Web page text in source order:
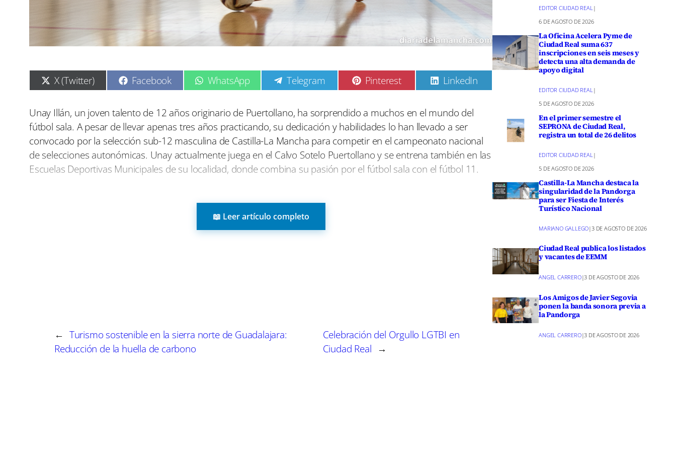
C
o
p
a
r
t
i
r
e
n
X (Twitter) C
o
p
a
r
t
i
r
e
n
Facebook C
o
p
a
r
t
i
r
e
n
WhatsApp C
o
p
a
r
t
i
r
e
n
Telegram C
o
p
a
r
t
i
r
e
n
Pinterest C
o
p
a
r
t
i
r
e
n
LinkedIn
Unay Illán, un joven talento de 12 años originario de Puertollano, ha sorprendido a muchos en el mundo del
fútbol sala. A pesar de llevar apenas tres años practicando, su dedicación y habilidades lo han llevado a ser
convocado por la selección sub-12 masculina de Castilla-La Mancha para competir en el campeonato nacional
de selecciones autonómicas. Unay actualmente juega en el Calvo Sotelo Puertollano y se entrena también en las
Escuelas Deportivas Municipales de su localidad, donde combina su pasión por el fútbol sala con el fútbol 11.
ha mostrado que posee un talento especial. En su primer año, participó en la fase provincial y pronto se unió a
Con solo 12 años, su meta es clara: “Mi sueño es ser futbolista, es por lo que trabajo a diario”.
📖 Leer artículo completo
← Turismo sostenible en la sierra norte de Guadalajara:
Reducción de la huella de carbono
Celebración del Orgullo LGTBI en
Ciudad Real →
EDITOR CIUDAD REAL |
6 DE AGOSTO DE 2026
La Oficina Acelera Pyme de
Ciudad Real suma 637
inscripciones en seis meses y
detecta una alta demanda de
apoyo digital
EDITOR CIUDAD REAL |
5 DE AGOSTO DE 2026
En el primer semestre el
SEPRONA de Ciudad Real,
registra un total de 26 delitos
EDITOR CIUDAD REAL|
5 DE AGOSTO DE 2026
Castilla-La Mancha destaca la
singularidad de la Pandorga
para ser Fiesta de Interés
Turístico Nacional
MARIANO GALLEGO|3 DE AGOSTO DE 2026
Ciudad Real publica los listados
y vacantes de EEMM
ANGEL CARRERO|3 DE AGOSTO DE 2026
Los Amigos de Javier Segovia
ponen la banda sonora previa a
la Pandorga
ANGEL CARRERO|3 DE AGOSTO DE 2026